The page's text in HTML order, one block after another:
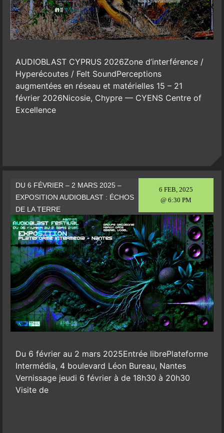
AUDIOBLAST CYPRUS 2026Zone d’interférence /
Hyperécoutes / Felt SoundPerceptions
augmentées en réseau et matérielles 15 – 21
février 2026Nicosie, Chypre — CYENS Centre of
Excellence
6 FEB, 2025
@ 6:30 PM
DU 6 FÉVRIER – 2 MARS 2025 –
EXPOSITION AUDIOBLAST : ÉCHOS
DE LA TERRE
Du 6 février au 2 mars 2025Entrée librePlateforme
Intermédia, 4 boulevard Léon Bureau, Nantes
Vernissage jeudi 6 février à de 18h30 à 20h30
Visite de